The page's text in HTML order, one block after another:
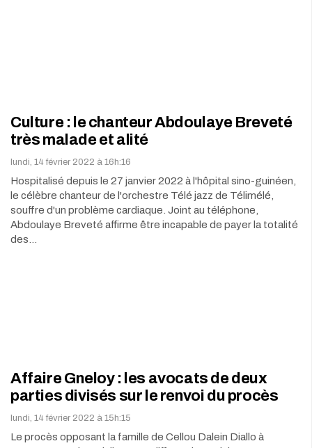
Culture : le chanteur Abdoulaye Breveté
très malade et alité
lundi, 14 février 2022 à 16h:16
Hospitalisé depuis le 27 janvier 2022 à l'hôpital sino-guinéen,
le célèbre chanteur de l'orchestre Télé jazz de Télimélé,
souffre d'un problème cardiaque. Joint au téléphone,
Abdoulaye Breveté affirme être incapable de payer la totalité
des…
Affaire Gneloy : les avocats de deux
parties divisés sur le renvoi du procès
lundi, 14 février 2022 à 15h:15
Le procès opposant la famille de Cellou Dalein Diallo à